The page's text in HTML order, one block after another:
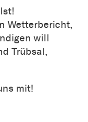
Wetterbericht,
will
Trübsal,
mit!